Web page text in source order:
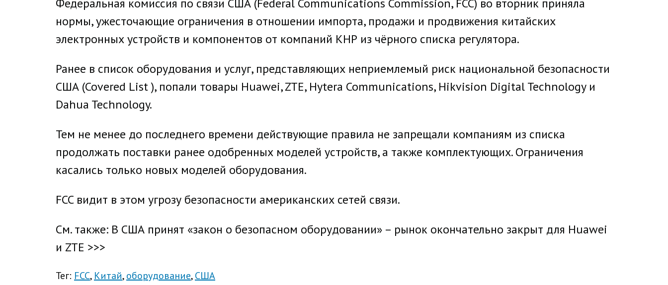
Федеральная комиссия по связи США (Federal Communications Commission, FCC) во вторник приняла
нормы, ужесточающие ограничения в отношении импорта, продажи и продвижения китайских
электронных устройств и компонентов от компаний КНР из чёрного списка регулятора.
Ранее в список оборудования и услуг, представляющих неприемлемый риск национальной безопасности
США (Covered List ), попали товары Huawei, ZTE, Hytera Communications, Hikvision Digital Technology и
Dahua Technology.
Тем не менее до последнего времени действующие правила не запрещали компаниям из списка
продолжать поставки ранее одобренных моделей устройств, а также комплектующих. Ограничения
касались только новых моделей оборудования.
FCC видит в этом угрозу безопасности американских сетей связи.
См. также: В США принят «закон о безопасном оборудовании» – рынок окончательно закрыт для Huawei
и ZTE >>>
Тег: FCC Китай оборудование США